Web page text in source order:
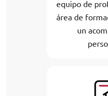
equipo de
área de
un